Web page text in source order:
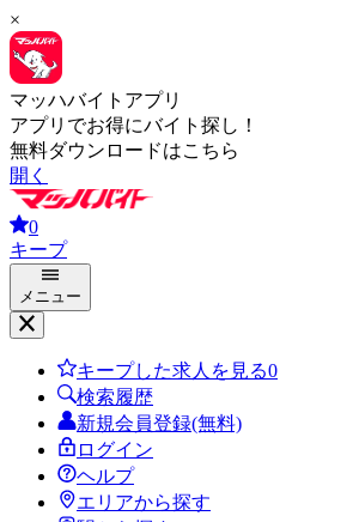
×
マッハバイトアプリ
アプリでお得にバイト探し！
無料ダウンロードはこちら
開く
0
キープ
メニュー
キープした求人を見る0
検索履歴
新規会員登録(無料)
ログイン
ヘルプ
エリアから探す